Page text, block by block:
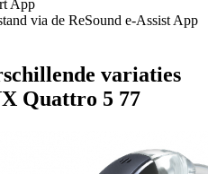
App
via de ReSound e-Assist App
variaties
Quattro 5 77